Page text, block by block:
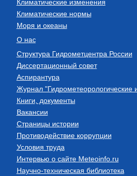
Климатические изменения
Климатические нормы
Моря и океаны
О нас
Структура Гидрометцентра России
Диссертационный совет
Аспирантура
Журнал "Гидрометеорологические
Книги, документы
Вакансии
Страницы истории
Противодействие коррупции
Условия труда
Интервью о сайте Meteoinfo.ru
Научно-техническая библиотека